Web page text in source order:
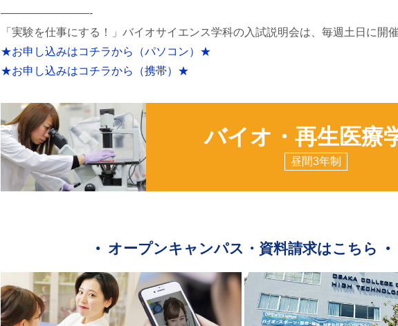
————————-
「実験を仕事にする！」バイオサイエンス学科の入試説明会は、毎週土日に開
★お申し込みはコチラから（パソコン）★
★お申し込みはコチラから（携帯）★
バイオ・再生医療
昼間3年制
オープンキャンパス・資料請求はこちら